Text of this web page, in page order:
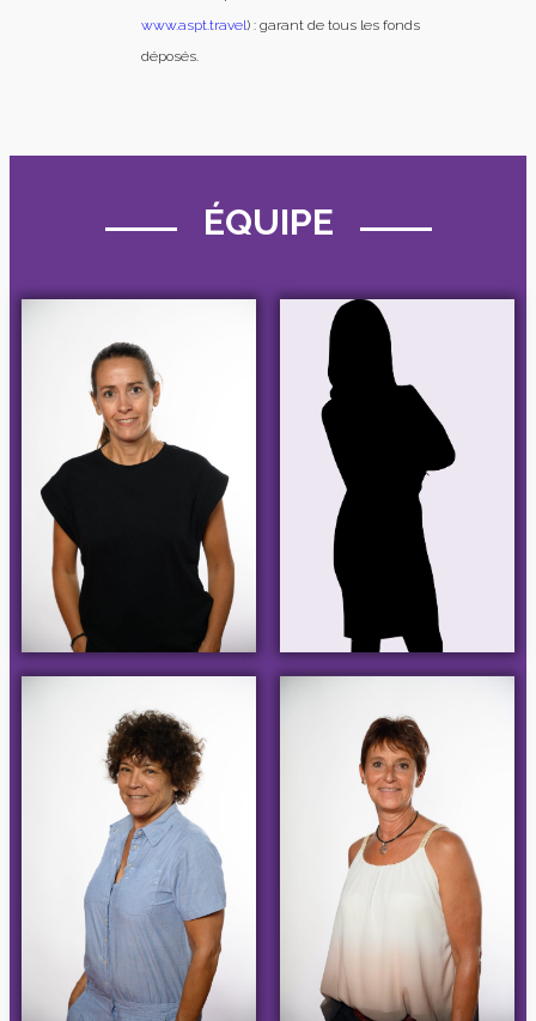
www.aspt.travel) : garant de tous les fonds
déposés.
ÉQUIPE